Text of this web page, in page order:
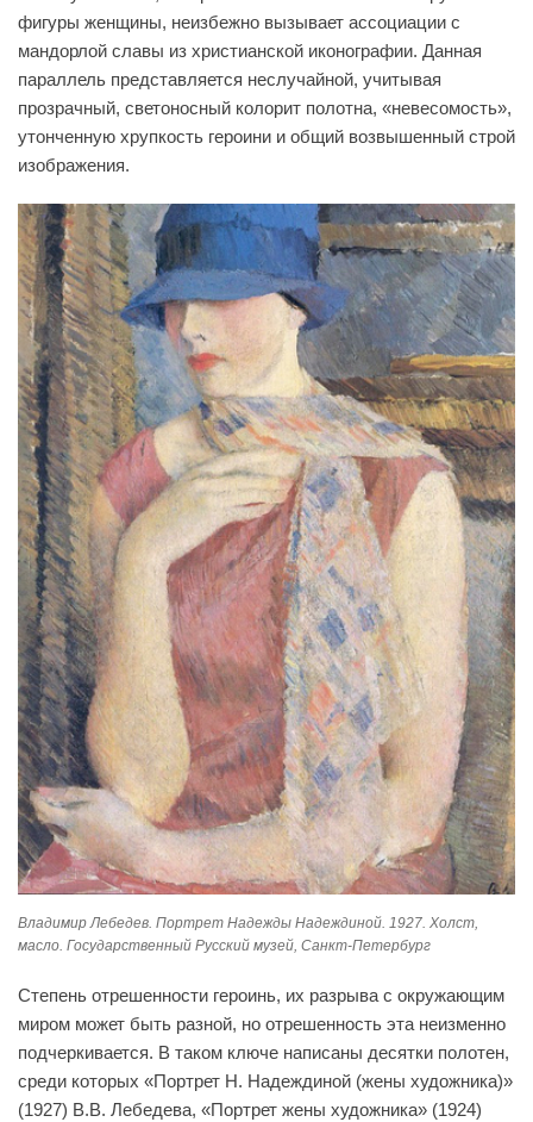
фигуры женщины, неизбежно вызывает ассоциации с
мандорлой славы из христианской иконографии. Данная
параллель представляется неслучайной, учитывая
прозрачный, светоносный колорит полотна, «невесомость»,
утонченную хрупкость героини и общий возвышенный строй
изображения.
Владимир Лебедев. Портрет Надежды Надеждиной. 1927. Холст,
масло. Государственный Русский музей, Санкт-Петербург
Степень отрешенности героинь, их разрыва с окружающим
миром может быть разной, но отрешенность эта неизменно
подчеркивается. В таком ключе написаны десятки полотен,
среди которых «Портрет Н. Надеждиной (жены художника)»
(1927) В.В. Лебедева, «Портрет жены художника» (1924)